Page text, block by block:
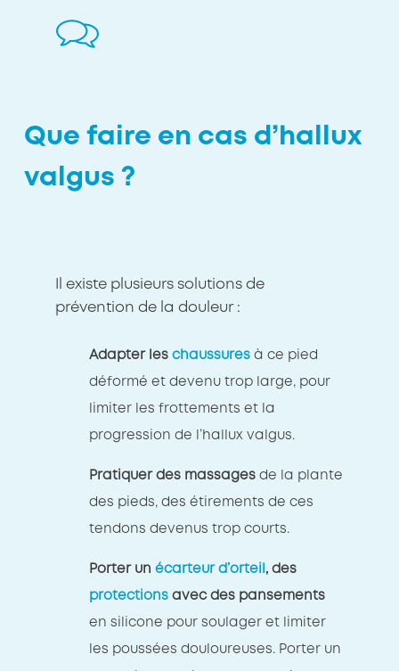
Que faire en cas d’hallux
valgus ?
Il existe plusieurs solutions de
prévention de la douleur :
Adapter les chaussuresà ce pied
déformé et devenu trop large, pour
limiter les frottements et la
progression de l’hallux valgus.
Pratiquer des massagesde la plante
des pieds, des étirements de ces
tendons devenus trop courts.
Porter un écarteur d’orteil , des
protectionsavec des pansements
en silicone pour soulager et limiter
les poussées douloureuses. Porter un